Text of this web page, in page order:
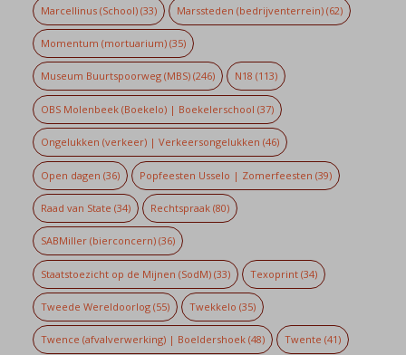
Marcellinus (School)(33) Marssteden (bedrijventerrein) (62)
Momentum (mortuarium)(35)
Museum Buurtspoorweg (MBS)(246) N18 (113)
OBS Molenbeek (Boekelo) | Boekelerschool (37)
Ongelukken (verkeer) | Verkeersongelukken (46)
Open dagen (36) Popfeesten Usselo | Zomerfeesten (39)
Raad van State (34) Rechtspraak (80)
SABMiller (bierconcern)(36)
Staatstoezicht op de Mijnen (SodM)(33) Texoprint (34)
Tweede Wereldoorlog(55) Twekkelo (35)
Twence (afvalverwerking) | Boeldershoek(48) Twente (41)